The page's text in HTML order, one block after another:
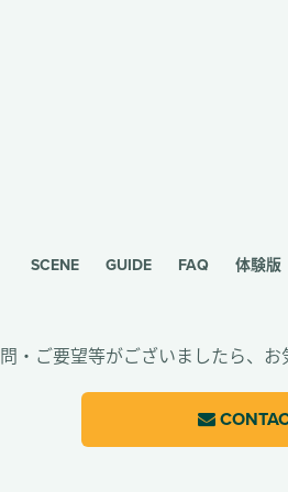
SCENE GUIDE FAQ 体験版
・ご要望等がございましたら、 お